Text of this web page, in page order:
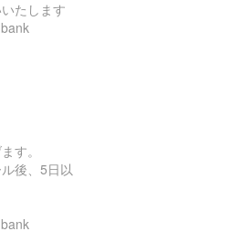
たします
す。
後、5日以